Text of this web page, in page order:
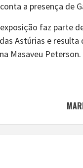
a presença de
faz parte
Astúrias e resulta
Masaveu Peterson.